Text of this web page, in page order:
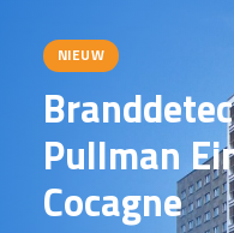
NIEUW
Branddetec
Pullman Ei
Cocagne